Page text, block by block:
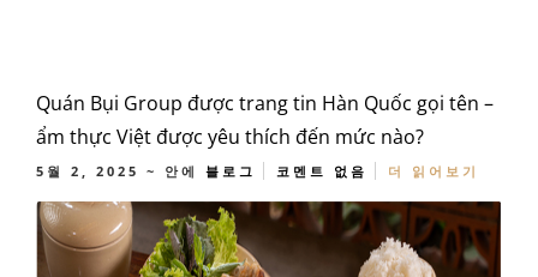
Quán Bụi Group được trang tin Hàn Quốc gọi tên –
ẩm thực Việt được yêu thích đến mức nào?
5월 2, 2025 ~ 안에 블로그 코멘트 없음 더 읽어보기